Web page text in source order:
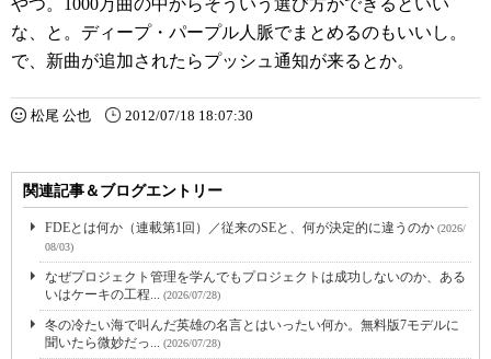
やつ。1000万曲の中からそういう選び方ができるといい
な、と。ディープ・パープル人脈でまとめるのもいいし。
で、新曲が追加されたらプッシュ通知が来るとか。
松尾 公也 2012/07/18 18:07:30
関連記事＆ブログエントリー
FDEとは何か（連載第1回）／従来のSEと、何が決定的に違うのか (2026/
08/03)
なぜプロジェクト管理を学んでもプロジェクトは成功しないのか、ある
いはケーキの工程... (2026/07/28)
冬の冷たい海で叫んだ英雄の名言とはいったい何か。無料版7モデルに
聞いたら微妙だっ... (2026/07/28)